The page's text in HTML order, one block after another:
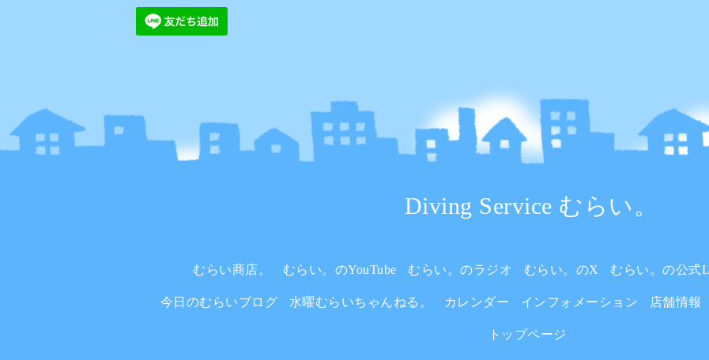
Diving Service むらい。
むらい商店。 むらい。のYouTube むらい。のラジオ むらい。のX むらい。の公式
今日のむらいブログ 水曜むらいちゃんねる。 カレンダー インフォメーション 店舗情報
トップページ